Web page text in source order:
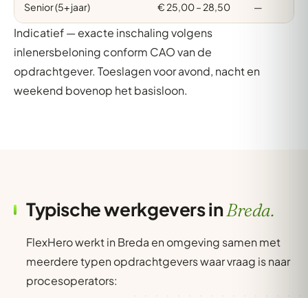
Senior (5+ jaar) € 25,00 – 28,50 —
Indicatief — exacte inschaling volgens
inlenersbeloning conform CAO van de
opdrachtgever. Toeslagen voor avond, nacht en
weekend bovenop het basisloon.
Typische werkgevers inBreda.
FlexHero werkt in Breda en omgeving samen met
meerdere typen opdrachtgevers waar vraag is naar
procesoperators: